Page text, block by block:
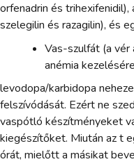
orfenadrin és
szelegilin és razagilin), és
Vas-szulfát (a
anémia
levodopa/karbidopa
felszívódását. Ezért ne
vaspótló készítményeket
kiegészítőket. Miután az t
órát, mielőtt a másikat